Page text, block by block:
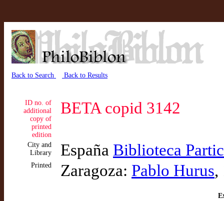
Back to Search Back to Results
ID no. of
additional
copy of
printed
edition
BETA copid 3142
City and
Library
España Biblioteca
Printed Zaragoza: Pablo Hurus,